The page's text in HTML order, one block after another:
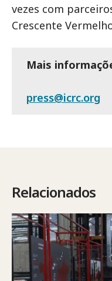
vezes com
Crescente
Mais
press@icrc.org
Relacionados